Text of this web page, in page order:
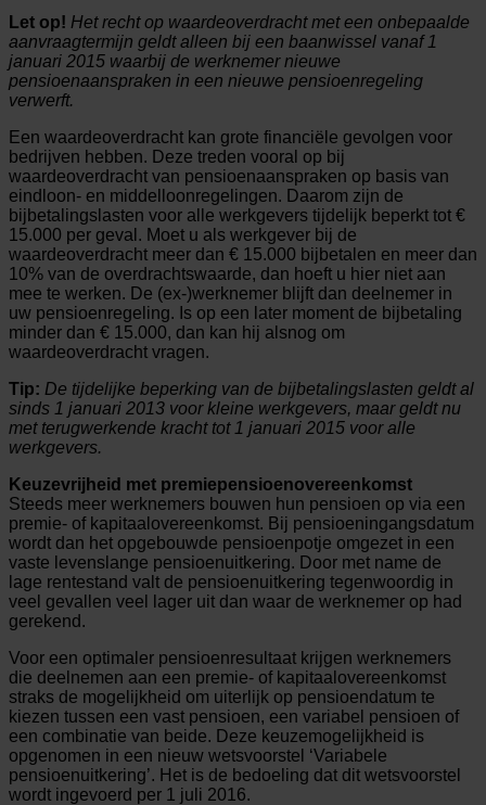
Let op! Het recht op waardeoverdracht met een onbepaalde
aanvraagtermijn geldt alleen bij een baanwissel vanaf 1
januari 2015 waarbij de werknemer nieuwe
pensioenaanspraken in een nieuwe pensioenregeling
verwerft.
Een waardeoverdracht kan grote financiële gevolgen voor
bedrijven hebben. Deze treden vooral op bij
waardeoverdracht van pensioenaanspraken op basis van
eindloon- en middelloonregelingen. Daarom zijn de
bijbetalingslasten voor alle werkgevers tijdelijk beperkt tot €
15.000 per geval. Moet u als werkgever bij de
waardeoverdracht meer dan € 15.000 bijbetalen en meer dan
10% van de overdrachtswaarde, dan hoeft u hier niet aan
mee te werken. De (ex-)werknemer blijft dan deelnemer in
uw pensioenregeling. Is op een later moment de bijbetaling
minder dan € 15.000, dan kan hij alsnog om
waardeoverdracht vragen.
Tip: De tijdelijke beperking van de bijbetalingslasten geldt al
sinds 1 januari 2013 voor kleine werkgevers, maar geldt nu
met terugwerkende kracht tot 1 januari 2015 voor alle
werkgevers.
Keuzevrijheid met premiepensioenovereenkomst
Steeds meer werknemers bouwen hun pensioen op via een
premie- of kapitaalovereenkomst. Bij pensioeningangsdatum
wordt dan het opgebouwde pensioenpotje omgezet in een
vaste levenslange pensioenuitkering. Door met name de
lage rentestand valt de pensioenuitkering tegenwoordig in
veel gevallen veel lager uit dan waar de werknemer op had
gerekend.
Voor een optimaler pensioenresultaat krijgen werknemers
die deelnemen aan een premie- of kapitaalovereenkomst
straks de mogelijkheid om uiterlijk op pensioendatum te
kiezen tussen een vast pensioen, een variabel pensioen of
een combinatie van beide. Deze keuzemogelijkheid is
opgenomen in een nieuw wetsvoorstel ‘Variabele
pensioenuitkering’. Het is de bedoeling dat dit wetsvoorstel
wordt ingevoerd per 1 juli 2016.